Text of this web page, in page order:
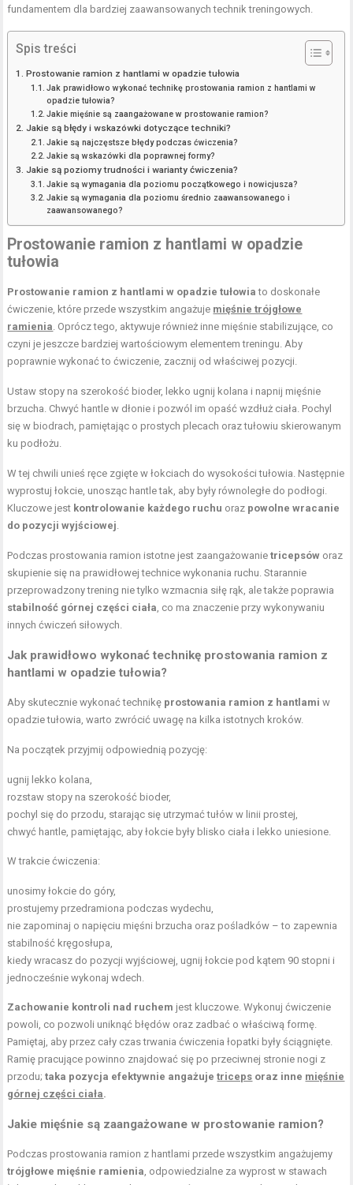
fundamentem dla bardziej zaawansowanych technik treningowych.
Spis treści
Prostowanie ramion z hantlami w opadzie tułowia
Jak prawidłowo wykonać technikę prostowania ramion z hantlami w
opadzie tułowia?
Jakie mięśnie są zaangażowane w prostowanie ramion?
Jakie są błędy i wskazówki dotyczące techniki?
Jakie są najczęstsze błędy podczas ćwiczenia?
Jakie są wskazówki dla poprawnej formy?
Jakie są poziomy trudności i warianty ćwiczenia?
Jakie są wymagania dla poziomu początkowego i nowicjusza?
Jakie są wymagania dla poziomu średnio zaawansowanego i
zaawansowanego?
Prostowanie ramion z hantlami w opadzie
tułowia
Prostowanie ramion z hantlami w opadzie tułowia to doskonałe
ćwiczenie, które przede wszystkim angażuje mięśnie trójgłowe
ramienia. Oprócz tego, aktywuje również inne mięśnie stabilizujące, co
czyni je jeszcze bardziej wartościowym elementem treningu. Aby
poprawnie wykonać to ćwiczenie, zacznij od właściwej pozycji.
Ustaw stopy na szerokość bioder, lekko ugnij kolana i napnij mięśnie
brzucha. Chwyć hantle w dłonie i pozwól im opaść wzdłuż ciała. Pochyl
się w biodrach, pamiętając o prostych plecach oraz tułowiu skierowanym
ku podłożu.
W tej chwili unieś ręce zgięte w łokciach do wysokości tułowia. Następnie
wyprostuj łokcie, unosząc hantle tak, aby były równoległe do podłogi.
Kluczowe jest kontrolowanie każdego ruchu oraz powolne wracanie
do pozycji wyjściowej.
Podczas prostowania ramion istotne jest zaangażowanietricepsów oraz
skupienie się na prawidłowej technice wykonania ruchu. Starannie
przeprowadzony trening nie tylko wzmacnia siłę rąk, ale także poprawia
stabilność górnej części ciała, co ma znaczenie przy wykonywaniu
innych ćwiczeń siłowych.
Jak prawidłowo wykonać technikę prostowania ramion z
hantlami w opadzie tułowia?
Aby skutecznie wykonać technikę prostowania ramion z hantlami w
opadzie tułowia, warto zwrócić uwagę na kilka istotnych kroków.
Na początek przyjmij odpowiednią pozycję:
ugnij lekko kolana,
rozstaw stopy na szerokość bioder,
pochyl się do przodu, starając się utrzymać tułów w linii prostej,
chwyć hantle, pamiętając, aby łokcie były blisko ciała i lekko uniesione.
W trakcie ćwiczenia:
unosimy łokcie do góry,
prostujemy przedramiona podczas wydechu,
nie zapominaj o napięciu mięśni brzucha oraz pośladków – to zapewnia
stabilność kręgosłupa,
kiedy wracasz do pozycji wyjściowej, ugnij łokcie pod kątem 90 stopni i
jednocześnie wykonaj wdech.
Zachowanie kontroli nad ruchem jest kluczowe. Wykonuj ćwiczenie
powoli, co pozwoli uniknąć błędów oraz zadbać o właściwą formę.
Pamiętaj, aby przez cały czas trwania ćwiczenia łopatki były ściągnięte.
Ramię pracujące powinno znajdować się po przeciwnej stronie nogi z
przodu;taka pozycja efektywnie angażujetriceps oraz inne mięśnie
górnej części ciała.
Jakie mięśnie są zaangażowane w prostowanie ramion?
Podczas prostowania ramion z hantlami przede wszystkim angażujemy
trójgłowe mięśnie ramienia, odpowiedzialne za wyprost w stawach